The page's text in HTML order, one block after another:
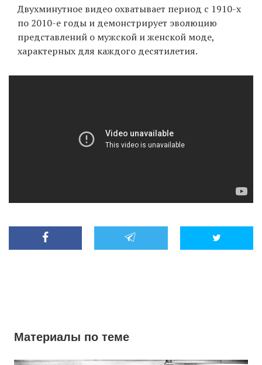
Двухминутное видео охватывает период с 1910-х
по 2010-е годы и демонстрирует эволюцию
представлений о мужской и женской моде,
характерных для каждого десятилетия.
Материалы по теме